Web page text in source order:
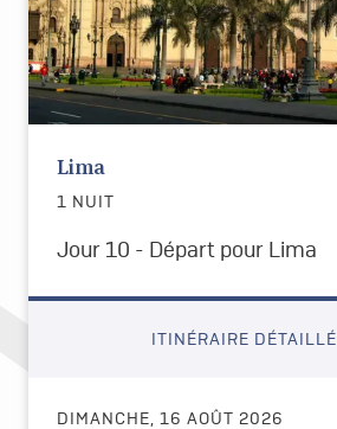
Lima
1 NUIT
Jour 10 - Départ pour Lima
ITINÉRAIRE DÉTAILLÉ
DIMANCHE, 16 AOÛT 2026